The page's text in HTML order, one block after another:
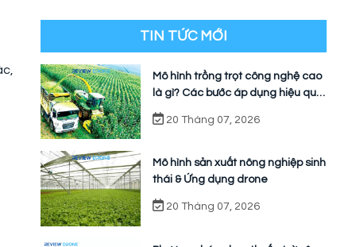
TIN TỨC MỚI
Mô hình trồng trọt công nghệ cao
là gì? Các bước áp dụng hiệu quả
20 Tháng 07, 2026
Mô hình sản xuất nông nghiệp sinh
thái & Ứng dụng drone
20 Tháng 07, 2026